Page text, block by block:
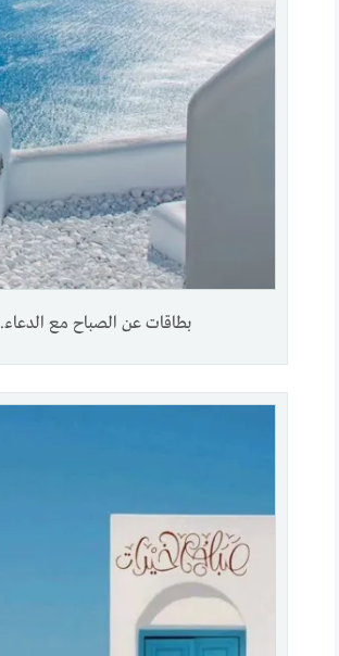
بطاقات عن الصباح مع الدعاء.